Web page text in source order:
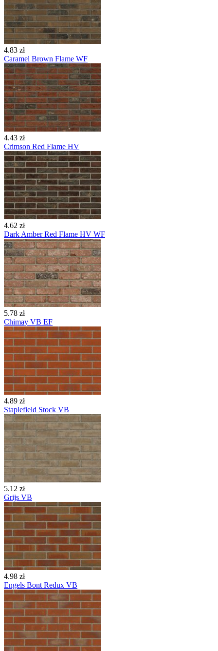
4.83 zł
Caramel Brown Flame WF
4.43 zł
Crimson Red Flame HV
4.62 zł
Dark Amber Red Flame HV WF
5.78 zł
Chimay VB EF
4.89 zł
Staplefield Stock VB
5.12 zł
Grijs VB
4.98 zł
Engels Bont Redux VB